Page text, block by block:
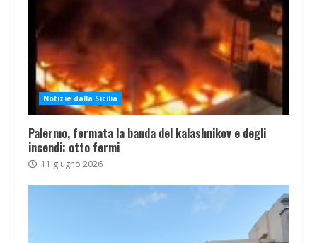
Notizie dalla Sicilia
Palermo, fermata la banda del kalashnikov e degli
incendi: otto fermi
11 giugno 2026